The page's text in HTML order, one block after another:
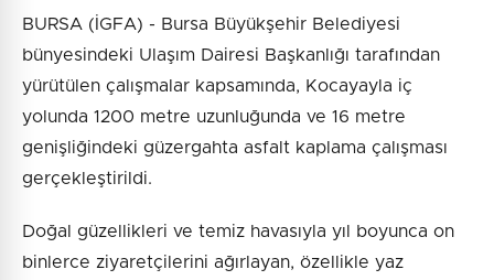
BURSA (İGFA) - Bursa Büyükşehir Belediyesi
bünyesindeki Ulaşım Dairesi Başkanlığı tarafından
yürütülen çalışmalar kapsamında, Kocayayla iç
yolunda 1200 metre uzunluğunda ve 16 metre
genişliğindeki güzergahta asfalt kaplama çalışması
gerçekleştirildi.
Doğal güzellikleri ve temiz havasıyla yıl boyunca on
binlerce ziyaretçilerini ağırlayan, özellikle yaz